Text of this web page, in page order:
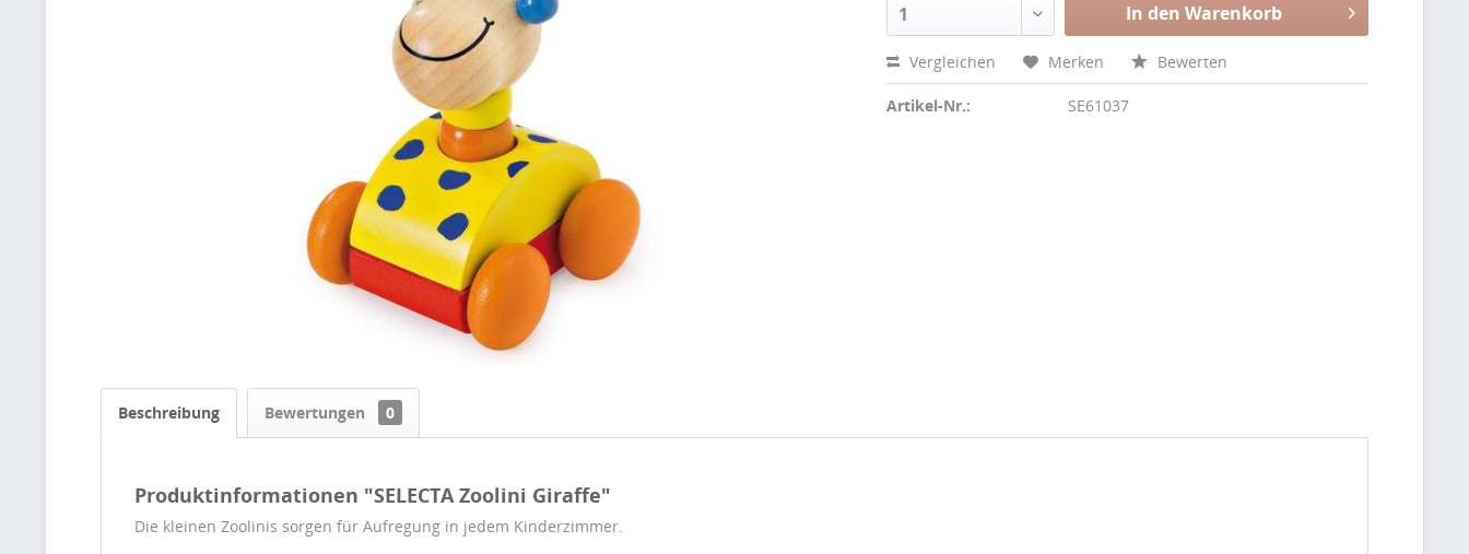
1 In den Warenkorb
Vergleichen Merken Bewerten
Artikel-Nr.: SE61037
Beschreibung Bewertungen 0
Produktinformationen "SELECTA Zoolini Giraffe"
Die kleinen Zoolinis sorgen für Aufregung in jedem Kinderzimmer.